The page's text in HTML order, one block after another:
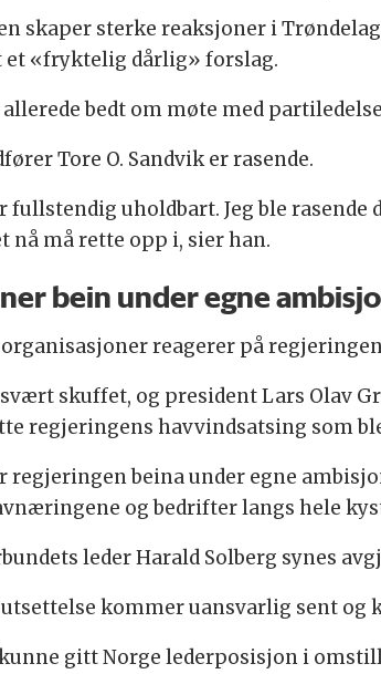
skaper sterke reaksjoner i
et «fryktelig dårlig» forslag.
allerede bedt om møte med
Tore O. Sandvik er rasende.
fullstendig uholdbart. Jeg ble rasende
nå må rette opp i, sier han.
bein under egne
reagerer på
skuffet, og president Lars Olav
regjeringens havvindsatsing som
regjeringen beina under egne
og bedrifter langs hele
leder Harald Solberg synes
kommer uansvarlig sent og
gitt Norge lederposisjon i